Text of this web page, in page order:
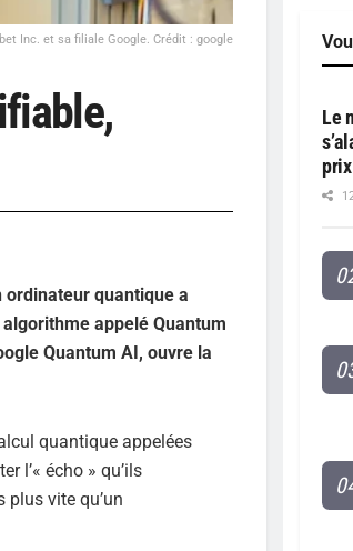
Inc. et sa filiale Google. Crédit : google
ordinateur quantique a
appelé Quantum
Quantum AI, ouvre la
quantique appelées
l’« écho » qu’ils
vite qu’un
Le